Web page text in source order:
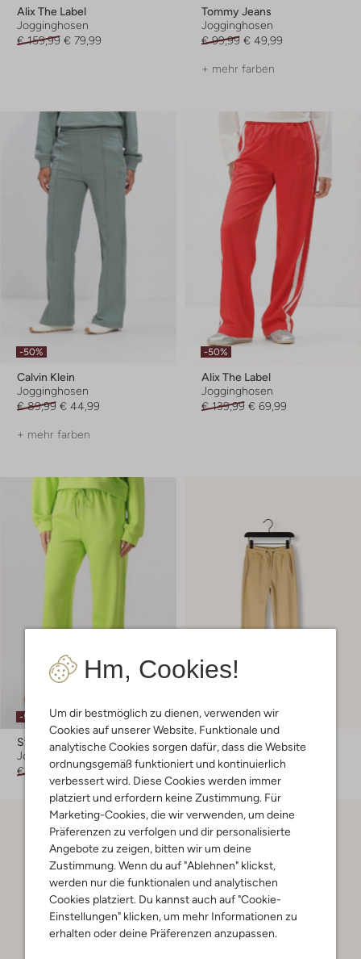
Hm, Cookies!
Um dir bestmöglich zu dienen, verwenden wir
Cookies auf unserer Website. Funktionale und
analytische Cookies sorgen dafür, dass die Website
ordnungsgemäß funktioniert und kontinuierlich
verbessert wird. Diese Cookies werden immer
platziert und erfordern keine Zustimmung. Für
Marketing-Cookies, die wir verwenden, um deine
Präferenzen zu verfolgen und dir personalisierte
Angebote zu zeigen, bitten wir um deine
Zustimmung. Wenn du auf "Ablehnen" klickst,
werden nur die funktionalen und analytischen
Cookies platziert. Du kannst auch auf "Cookie-
Einstellungen" klicken, um mehr Informationen zu
erhalten oder deine Präferenzen anzupassen.
Alix The Label
Jogginghosen
€ 159,99 € 79,99
Tommy Jeans
Jogginghosen
€ 99,99 € 49,99
+ mehr farben
-50%
Calvin Klein
Jogginghosen
€ 89,99 € 44,99
+ mehr farben
-50%
Alix The Label
Jogginghosen
€ 139,99 € 69,99
-50%
Studio Amaya
Jogginghosen
€ 69,99 € 34,99
-50%
Raizzed
Jogginghosen
€ 39,99 € 19,99